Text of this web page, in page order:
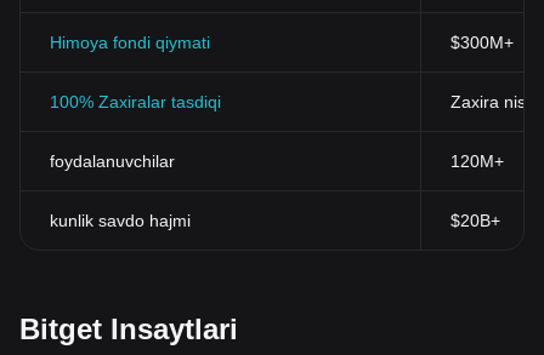
Himoya fondi qiymati $300M+
100% Zaxiralar tasdiqi Zaxira
foydalanuvchilar 120M+
kunlik savdo hajmi $20B+
Bitget Insaytlari